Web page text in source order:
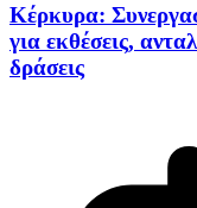
Κέρκυρα:
για εκθέσεις,
δράσεις